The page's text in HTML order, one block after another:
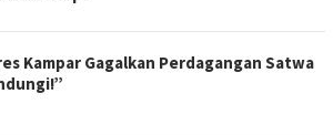
Kampar Gagalkan Perdagangan Satwa